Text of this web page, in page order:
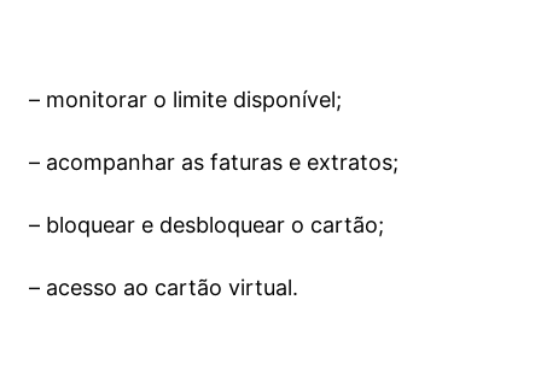
– monitorar o limite disponível;
– acompanhar as faturas e extratos;
– bloquear e desbloquear o cartão;
– acesso ao cartão virtual.